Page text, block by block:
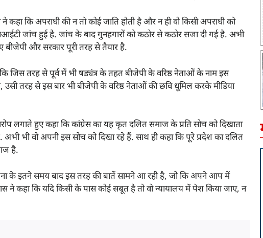
कहा कि अपराधी की न तो कोई जाति होती है और न ही वो किसी अपराधी को
जांच हुई है. जांच के बाद गुनहगारों को कठोर से कठोर सजा दी गई है. अभी
बीजेपी और सरकार पूरी तरह से तैयार है.
जिस तरह से पूर्व में भी षड्यंत्र के तहत बीजेपी के वरिष्ठ नेताओं के नाम इस
तरह से इस बार भी बीजेपी के वरिष्ठ नेताओं की छवि धूमिल करके मीडिया
लगाते हुए कहा कि कांग्रेस का यह कृत दलित समाज के प्रति सोच को दिखाता
भी वो अपनी इस सोच को दिखा रहे हैं. साथ ही कहा कि पूरे प्रदेश का दलित
है.
के इतने समय बाद इस तरह की बातें सामने आ रही है, जो कि अपने आप में
कहा कि यदि किसी के पास कोई सबूत है तो वो न्यायालय में पेश किया जाए, न